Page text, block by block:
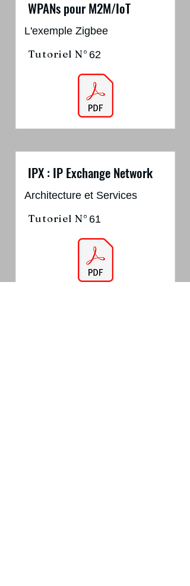
WPANs pour M2M/IoT
L'exemple Zigbee
Tutoriel N° 62
IPX : IP Exchange Network
Architecture et Services
Tutoriel N° 61